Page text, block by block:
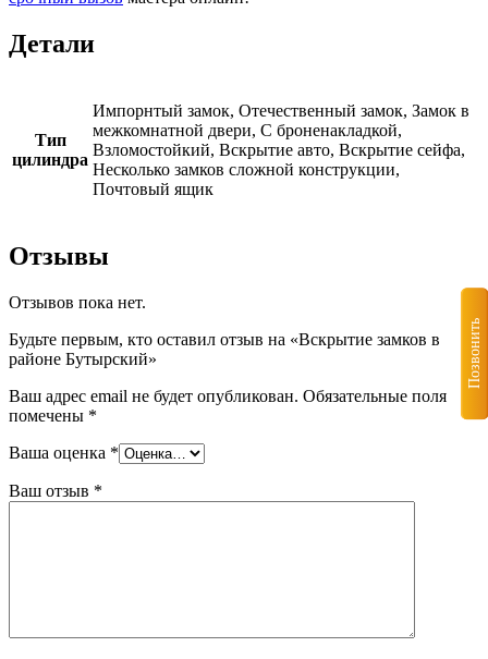
Детали
Тип
цилиндра
Импорнтый замок, Отечественный замок, Замок в
межкомнатной двери, С броненакладкой,
Взломостойкий, Вскрытие авто, Вскрытие сейфа,
Несколько замков сложной конструкции,
Почтовый ящик
Отзывы
Отзывов пока нет.
Будьте первым, кто оставил отзыв на «Вскрытие замков в
районе Бутырский»
Ваш адрес email не будет опубликован. Обязательные поля
помечены *
Ваша оценка *
Ваш отзыв *
Позвонить